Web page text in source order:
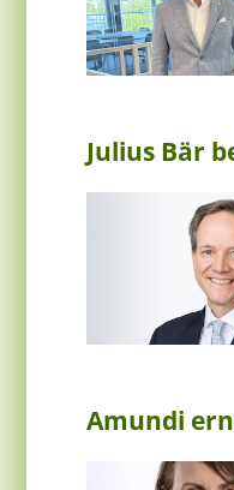
Julius Bär
Amundi